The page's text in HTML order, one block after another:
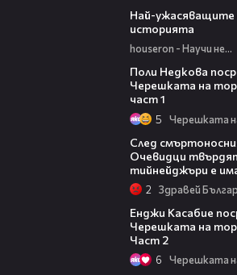
Най-ужасяващите
историята
houseron - Научи нещо ново
Поли Недкова
Черешката на
част 1
5
След
Очевидци
тийнейджъри е
2 Здравей
Енджи Касабие
Черешката на
Част 2
6